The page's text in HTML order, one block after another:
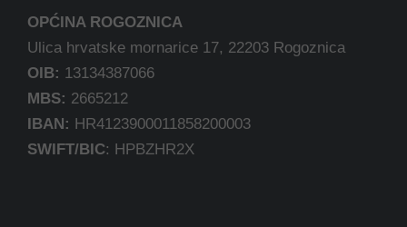
OPĆINA ROGOZNICA
Ulica hrvatske mornarice 17, 22203 Rogoznica
OIB: 13134387066
MBS: 2665212
IBAN: HR4123900011858200003
SWIFT/BIC: HPBZHR2X